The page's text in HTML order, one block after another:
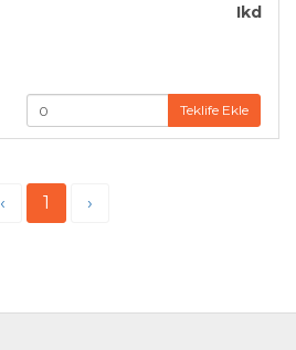
Ikd
Teklife Ekle
‹ 1 ›